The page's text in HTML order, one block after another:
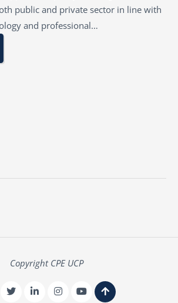
public and private sector in line with
and professional…
Copyright CPE UCP